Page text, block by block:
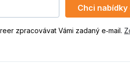
Chci nabídky
zpracovávat Vámi zadaný e‑mail.